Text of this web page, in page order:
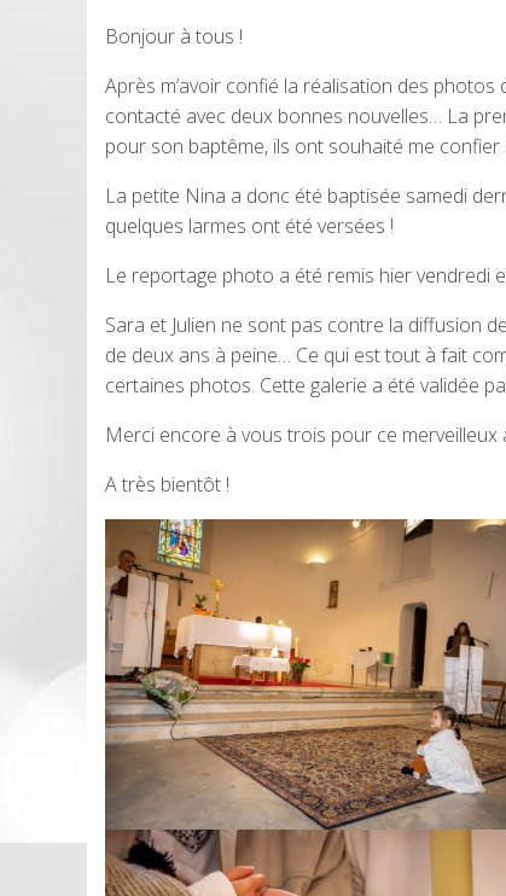
Bonjour à tous !
Après m’avoir confié la réalisation des photos
contacté avec deux bonnes nouvelles… La
pour son baptême, ils ont souhaité me
La petite Nina a donc été baptisée samedi
quelques larmes ont été versées !
Le reportage photo a été remis hier vendredi
Sara et Julien ne sont pas contre la diffusion
de deux ans à peine… Ce qui est tout à fait
certaines photos. Cette galerie a été validée
Merci encore à vous trois pour ce merveilleux
A très bientôt !